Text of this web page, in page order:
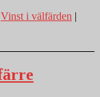
Vinst i välfärden |